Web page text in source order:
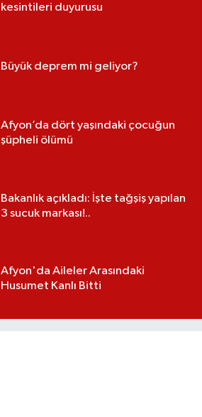
kesintileri duyurusu
Büyük deprem mi geliyor?
Afyon’da dört yaşındaki çocuğun
şüpheli ölümü
Bakanlık açıkladı: İşte tağşiş yapılan
3 sucuk markası!..
Afyon'da Aileler Arasındaki
Husumet Kanlı Bitti